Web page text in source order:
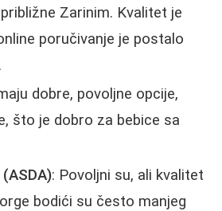
Zarinim. Kvalitet je
poručivanje je postalo
dobre, povoljne opcije,
što je dobro za bebice sa
: Povoljni su, ali kvalitet
bodići su često manjeg